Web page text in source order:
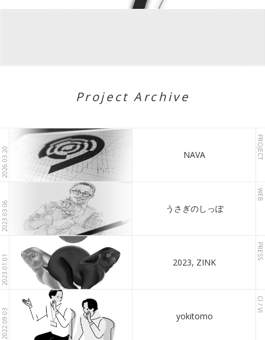
Project Archive
2026.03.20 PROJECT
NAVA
2023.03.06
WEB
うさぎのしっぽ
2023.01.01
PRESS
2023, ZINK
2022.09.03
CI / VI
yokitomo